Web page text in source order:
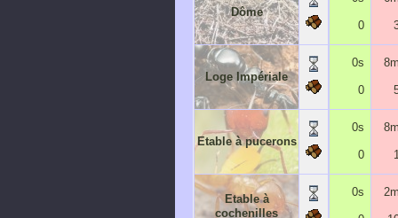
Dôme
Loge Impériale
Etable à pucerons
Etable à
cochenilles
0
0s
0
0s
0
0s